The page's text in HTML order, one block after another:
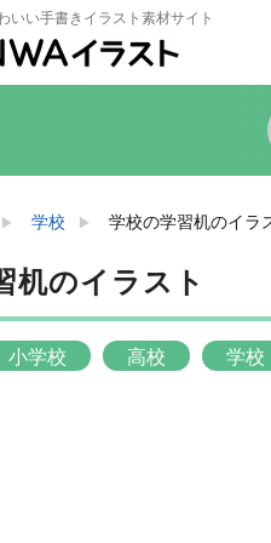
いい手書きイラスト素材サイト
学校 学校の学習机のイラ
机のイラスト
小学校 高校 学校